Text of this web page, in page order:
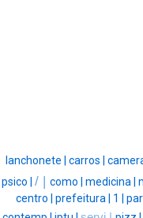
lanchonete | carros | camera
psico | / | como | medicina |
centro | prefeitura | 1 |